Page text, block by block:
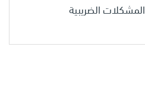
المشكلات الضريبية